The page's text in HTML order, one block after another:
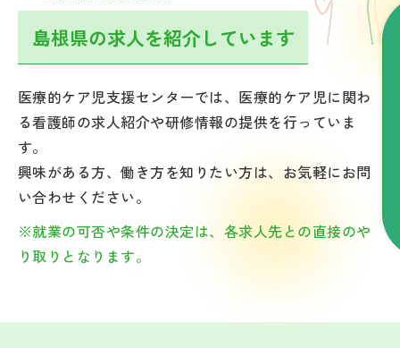
島根県の求人を紹介しています
医療的ケア児支援センターでは、医療的ケア児に関わ
る看護師の求人紹介や研修情報の提供を行っていま
す。
興味がある方、働き方を知りたい方は、お気軽にお問
い合わせください。
※就業の可否や条件の決定は、各求人先との直接のや
り取りとなります。